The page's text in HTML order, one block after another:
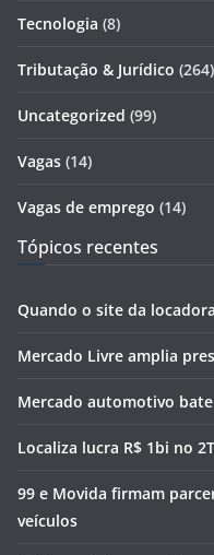
Tecnologia (8)
Tributação & Jurídico (264)
Uncategorized (99)
Vagas (14)
Vagas de emprego (14)
Tópicos recentes
Quando o site da
Mercado Livre amplia
Mercado automotivo
Localiza lucra R$ 1bi no
99 e Movida firmam
veículos